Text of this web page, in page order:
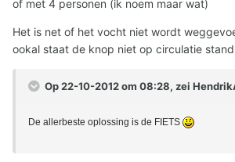
of met 4 personen (ik noem maar wat)
Het is net of het vocht niet wordt
ookal staat de knop niet op circulatie
Op 22-10-2012 om 08:28, zei
De allerbeste oplossing is de FIETS